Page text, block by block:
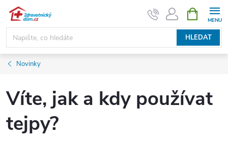
Přejít
obsah
HLEDAT
NÁKUPNÍ
KOŠÍK
Novinky
Víte, jak a kdy používat
tejpy?